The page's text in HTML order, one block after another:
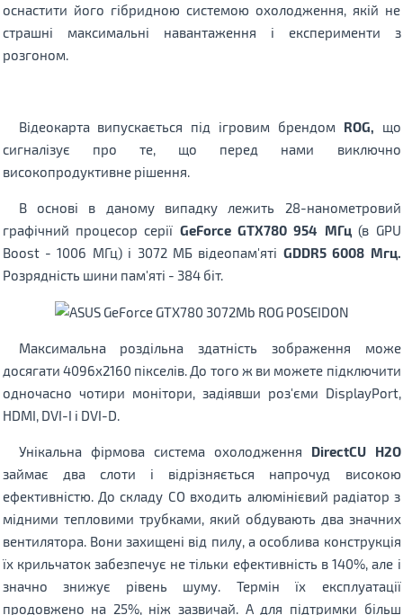
оснастити його гібридною системою охолодження, якій не
страшні максимальні навантаження і експерименти з
розгоном.
Відеокарта випускається під ігровим брендом ROG, що
сигналізує про те, що перед нами виключно
високопродуктивне рішення.
В основі в даному випадку лежить 28-нанометровий
графічний процесор серії GeForce GTX780 954 МГц (в GPU
Boost - 1006 МГц) і 3072 МБ відеопам'яті GDDR5 6008 Мгц.
Розрядність шини пам'яті - 384 біт.
Максимальна роздільна здатність зображення може
досягати 4096x2160 пікселів. До того ж ви можете підключити
одночасно чотири монітори, задіявши роз'єми DisplayPort,
HDMI, DVI-I і DVI-D.
Унікальна фірмова система охолодження DirectCU H2O
займає два слоти і відрізняється напрочуд високою
ефективністю. До складу СО входить алюмінієвий радіатор з
мідними тепловими трубками, який обдувають два значних
вентилятора. Вони захищені від пилу, а особлива конструкція
їх крильчаток забезпечує не тільки ефективність в 140%, але і
значно знижує рівень шуму. Термін їх експлуатації
продовжено на 25%, ніж зазвичай. А для підтримки більш